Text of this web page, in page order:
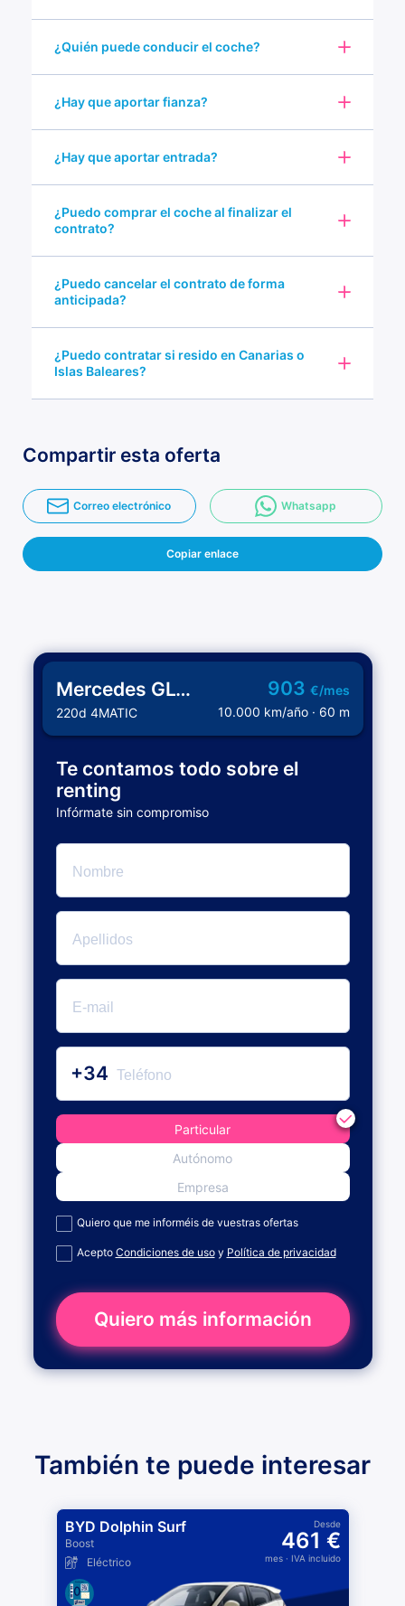
¿Quién puede conducir el coche?
¿Hay que aportar fianza?
¿Hay que aportar entrada?
¿Puedo comprar el coche al finalizar el
contrato?
¿Puedo cancelar el contrato de forma
anticipada?
¿Puedo contratar si resido en Canarias o
Islas Baleares?
Compartir esta oferta
Correo electrónico Whatsapp
Copiar enlace
Mercedes GLC Coupe
220d 4MATIC
903 €/mes
10.000 km/año · 60 m
Te contamos todo sobre el
renting
Infórmate sin compromiso
+34
Particular
Autónomo
Empresa
Quiero que me informéis de vuestras ofertas
Acepto Condiciones de usoy Política de privacidad
Quiero más información
También te puede interesar
BYD Dolphin Surf
Boost
Eléctrico
Desde
461 €
mes· IVA incluido